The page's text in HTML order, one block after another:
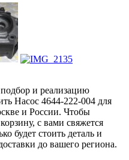
и реализацию
Насос 4644-222-004 для
и России. Чтобы
с вами свяжется
будет стоить деталь и
до вашего региона.